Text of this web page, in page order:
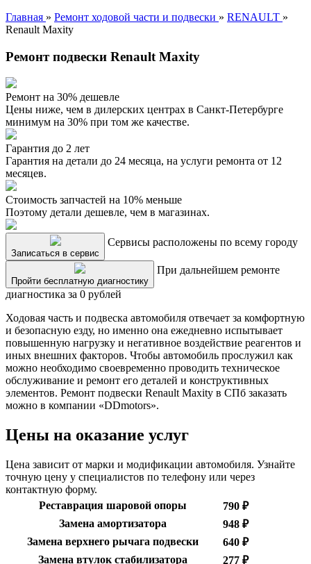
Главная » Ремонт ходовой части и подвески » RENAULT »
Renault Maxity
Ремонт подвески Renault Maxity
Ремонт на 30% дешевле
Цены ниже, чем в дилерских центрах в Санкт-Петербурге
минимум на 30% при том же качестве.
Гарантия до 2 лет
Гарантия на детали до 24 месяца, на услуги ремонта от 12
месяцев.
Стоимость запчастей на 10% меньше
Поэтому детали дешевле, чем в магазинах.
Записаться в сервис
Сервисы расположены по всему городу
Пройти бесплатную диагностику
При дальнейшем ремонте
диагностика за 0 рублей
Ходовая часть и подвеска автомобиля отвечает за комфортную
и безопасную езду, но именно она ежедневно испытывает
повышенную нагрузку и негативное воздействие реагентов и
иных внешних факторов. Чтобы автомобиль прослужил как
можно необходимо своевременно проводить техническое
обслуживание и ремонт его деталей и конструктивных
элементов. Ремонт подвески Renault Maxity в СПб заказать
можно в компании «DDmotors».
Цены на оказание услуг
Цена зависит от марки и модификации автомобиля. Узнайте
точную цену у специалистов по телефону или через
контактную форму.
Реставрация шаровой опоры
790 ₽
Замена амортизатора
948 ₽
Замена верхнего рычага подвески
640 ₽
Замена втулок стабилизатора
277 ₽